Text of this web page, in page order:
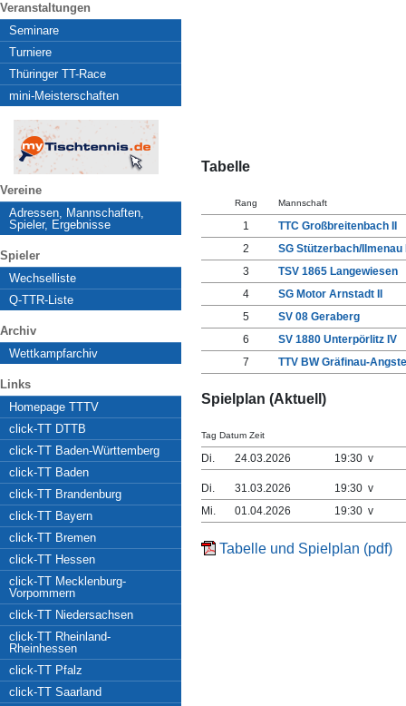
Veranstaltungen
Seminare
Turniere
Thüringer TT-Race
mini-Meisterschaften
Vereine
Adressen, Mannschaften,
Spieler, Ergebnisse
Spieler
Wechselliste
Q-TTR-Liste
Archiv
Wettkampfarchiv
Links
Homepage TTTV
click-TT DTTB
click-TT Baden-Württemberg
click-TT Baden
click-TT Brandenburg
click-TT Bayern
click-TT Bremen
click-TT Hessen
click-TT Mecklenburg-
Vorpommern
click-TT Niedersachsen
click-TT Rheinland-
Rheinhessen
click-TT Pfalz
click-TT Saarland
Tabelle
Rang Mannschaft
1
TTC Großbreitenbach II
2
SG Stützerbach/Ilmenau
3
TSV 1865 Langewiesen
4
SG Motor Arnstadt II
5
SV 08 Geraberg
6
SV 1880 Unterpörlitz IV
7
TTV BW Gräfinau-
Spielplan (Aktuell)
Tag Datum Zeit
Di. 24.03.2026 19:30 v
Di. 31.03.2026
19:30 v
Mi.
01.04.2026 19:30 v
Tabelle und Spielplan (pdf)